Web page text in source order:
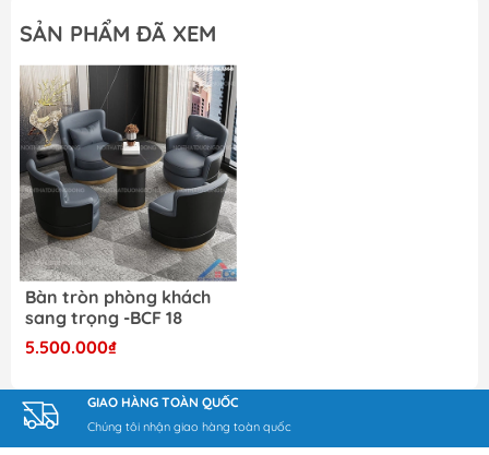
không gian trang trí.
4. Hài Hòa và Hài Lòng Cho Không Gian Nội
Thất:BCF 18 không chỉ là một món đồ nội thất, mà
còn là một tác phẩm nghệ thuật thể hiện sự tinh tế
và phong cách. Sản phẩm này đem lại sự hài lòng
và hài hòa cho không gian nội thất, từ phòng
khách đến cafe, nhà hàng hay không gian làm
việc.
Tóm lại, Bàn Cafe Mặt tròn - BCF 18 không chỉ là
một sản phẩm nội thất tiện ích mà còn là một biểu
tượng của sự sang trọng và đẳng cấp. Với sự kết
hợp hài hòa giữa chất lượng, thiết kế độc đáo và
tính ứng dụng cao, sản phẩm này chắc chắn sẽ
làm hài lòng mọi khách hàng và tạo điểm nhấn
đặc biệt cho không gian nội thất.
SẢN PHẨM ĐÃ XEM
Bàn tròn phòng khách
sang trọng -BCF 18
5.500.000₫
GIAO HÀNG TOÀN QUỐC
Chúng tôi nhận giao hàng toàn quốc